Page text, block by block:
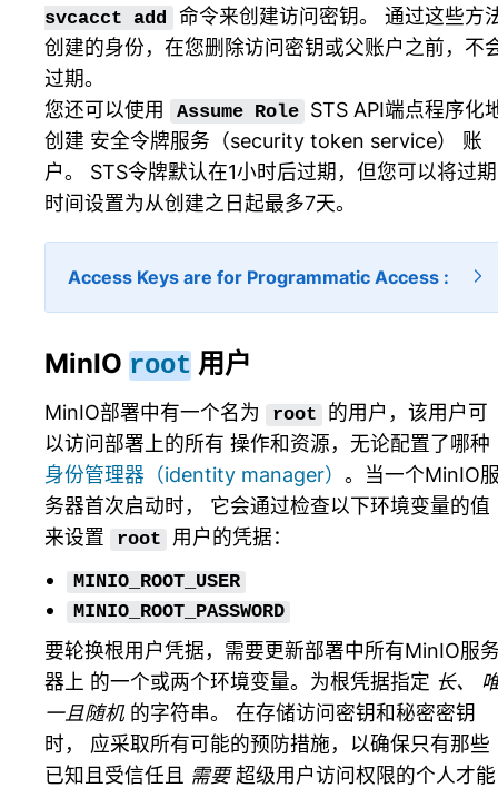
svcacct
add
命令来创建访问密钥。 通过这些方
创建的身份，在您删除访问密钥或父账户之前，不
过期。
您还可以使用
Assume Role
STS API端点程序化
创建 安全令牌服务（security token service）
账
户。 STS令牌默认在1小时后过期，但您可以将过期
时间设置为从创建之日起最多7天。
Access Keys are for Programmatic Access
MinIO root 用户
MinIO部署中有一个名为 root
的用户，该用户可
以访问部署上的所有 操作和资源，无论配置了哪种
身份管理器（identity manager） 。当一个MinIO
务器首次启动时， 它会通过检查以下环境变量的值
来设置
root 用户的凭据：
MINIO_ROOT_USER
MINIO_ROOT_PASSWORD
要轮换根用户凭据，需要更新部署中所有MinIO服
器上 的一个或两个环境变量。为根凭据指定 长、
一且随机的字符串。 在存储访问密钥和秘密密钥
时， 应采取所有可能的预防措施，以确保只有那些
已知且受信任且 需要超级用户访问权限的个人才能